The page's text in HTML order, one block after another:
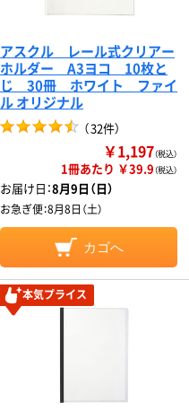
アスクル レール式クリアー
ホルダー A3ヨコ 10枚と
じ 30冊 ホワイト ファイ
ル オリジナル
（32件）
￥1,197（税込）
1冊あたり ￥39.9（税込）
お届け日：8月9日（日）
お急ぎ便：8月8日（土）
カゴへ
本気プライス